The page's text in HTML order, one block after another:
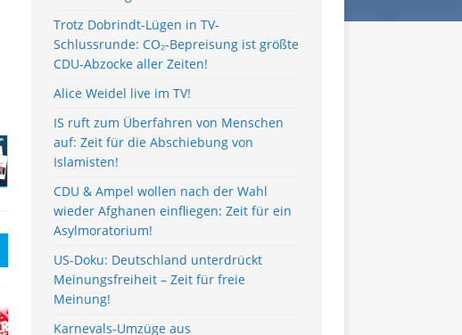
Trotz Dobrindt-Lügen in TV-
Schlussrunde: CO₂-Bepreisung ist größte
CDU-Abzocke aller Zeiten!
Alice Weidel live im TV!
IS ruft zum Überfahren von Menschen
auf: Zeit für die Abschiebung von
Islamisten!
CDU & Ampel wollen nach der Wahl
wieder Afghanen einfliegen: Zeit für ein
Asylmoratorium!
US-Doku: Deutschland unterdrückt
Meinungsfreiheit – Zeit für freie
Meinung!
Karnevals-Umzüge aus